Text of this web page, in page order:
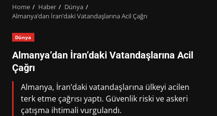
Home Haber
Dünya
Almanya’dan İran’daki Vatandaşlarına Acil Çağrı
Dünya
Almanya’dan İran’daki Vatandaşlarına Acil
Çağrı
Almanya, İran’daki vatandaşlarına ülkeyi acilen
terk etme çağrısı yaptı. Güvenlik riski ve askeri
çatışma ihtimali vurgulandı.